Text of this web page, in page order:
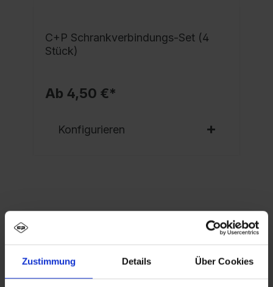
Zustimmung Details Über Cookies
C+P Schrankverbindungs-Set (4
Stück)
Ab 4,50 €*
Konfigurieren
Eigenschaften
Spind Evolo PLUS, 4 Abteile, Abteilbreite 300
mm, Korpus aus stabiler Stahlkonstruktion mit